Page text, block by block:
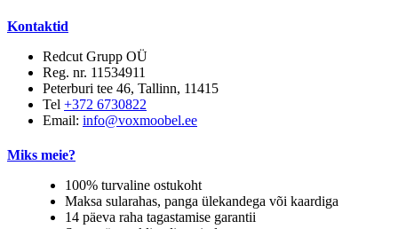
Kontaktid
Redcut Grupp OÜ
Reg. nr. 11534911
Peterburi tee 46, Tallinn, 11415
Tel +372 6730822
Email: info@voxmoobel.ee
Miks meie?
100% turvaline ostukoht
Maksa sularahas, panga ülekandega või kaardiga
14 päeva raha tagastamise garantii